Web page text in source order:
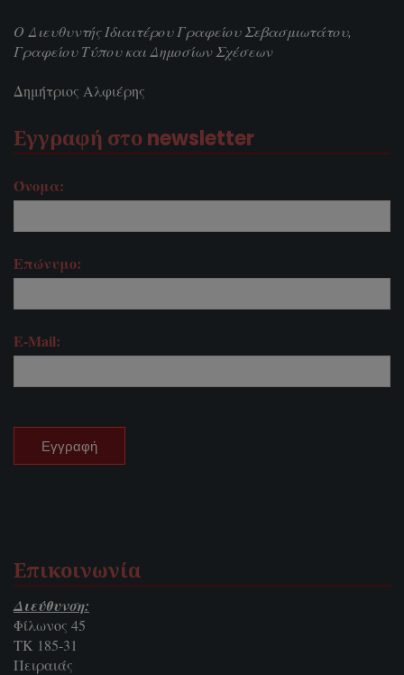
Ο Διευθυντής Ιδιαιτέρου Γραφείου Σεβασμιωτάτου,
Γραφείου Τύπου και Δημοσίων Σχέσεων
Δημήτριος Αλφιέρης
Εγγραφή στο newsletter
Όνομα:
Επώνυμο:
E-Mail:
Επικοινωνία
Διεύθυνση:
Φίλωνος 45
ΤΚ 185-31
Πειραιάς